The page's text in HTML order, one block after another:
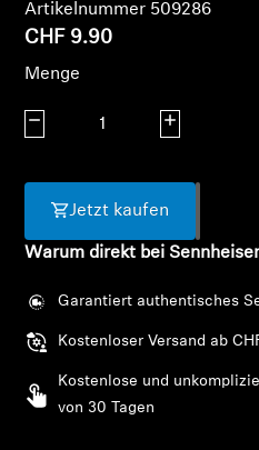
Soundbars
AMBEO Soundbars und
AMBEO entdecken
AMBEO Ersatzteile &
Entdecken
Über uns
Innovationen
Artikelnummer 509286
CHF 9.90
Menge
Menge verringern Menge
Jetzt kaufen
Warum direkt bei
Garantiert authentisches
Kostenloser Versand ab
Kostenlose und
von 30 Tagen